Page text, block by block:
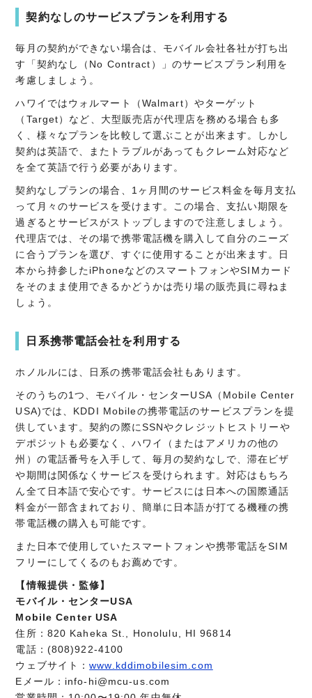
契約なしのサービスプランを利用する
毎月の契約ができない場合は、モバイル会社各社が打ち出
す「契約なし（No Contract）」のサービスプラン利用を
考慮しましょう。
ハワイではウォルマート（Walmart）やターゲット
（Target）など、大型販売店が代理店を務める場合も多
く、様々なプランを比較して選ぶことが出来ます。しかし
契約は英語で、またトラブルがあってもクレーム対応など
を全て英語で行う必要があります。
契約なしプランの場合、1ヶ月間のサービス料金を毎月支払
って月々のサービスを受けます。この場合、支払い期限を
過ぎるとサービスがストップしますので注意しましょう。
代理店では、その場で携帯電話機を購入して自分のニーズ
に合うプランを選び、すぐに使用することが出来ます。日
本から持参したiPhoneなどのスマートフォンやSIMカード
をそのまま使用できるかどうかは売り場の販売員に尋ねま
しょう。
日系携帯電話会社を利用する
ホノルルには、日系の携帯電話会社もあります。
そのうちの1つ、モバイル・センターUSA（Mobile Center
USA)では、KDDI Mobileの携帯電話のサービスプランを提
供しています。契約の際にSSNやクレジットヒストリーや
デポジットも必要なく、ハワイ（またはアメリカの他の
州）の電話番号を入手して、毎月の契約なしで、滞在ビザ
や期間は関係なくサービスを受けられます。対応はもちろ
ん全て日本語で安心です。サービスには日本への国際通話
料金が一部含まれており、簡単に日本語が打てる機種の携
帯電話機の購入も可能です。
また日本で使用していたスマートフォンや携帯電話をSIM
フリーにしてくるのもお薦めです。
【情報提供・監修】
モバイル・センターUSA
Mobile Center USA
住所：820 Kaheka St., Honolulu, HI 96814
電話：(808)922-4100
ウェブサイト：www.kddimobilesim.com
Eメール：info-hi@mcu-us.com